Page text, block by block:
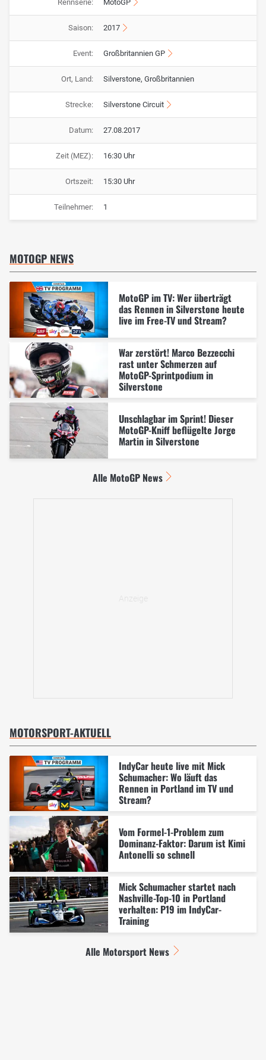
Rennserie: MotoGP
Saison: 2017
Event: Großbritannien GP
Ort, Land: Silverstone, Großbritannien
Strecke: Silverstone Circuit
Datum: 27.08.2017
Zeit (MEZ): 16:30 Uhr
Ortszeit: 15:30 Uhr
Teilnehmer: 1
MOTOGP NEWS
MotoGP im TV: Wer überträgt
das Rennen in Silverstone heute
live im Free-TV und Stream?
War zerstört! Marco Bezzecchi
rast unter Schmerzen auf
MotoGP-Sprintpodium in
Silverstone
Unschlagbar im Sprint! Dieser
MotoGP-Kniff beflügelte Jorge
Martin in Silverstone
Alle MotoGP News
MOTORSPORT-AKTUELL
IndyCar heute live mit Mick
Schumacher: Wo läuft das
Rennen in Portland im TV und
Stream?
Vom Formel-1-Problem zum
Dominanz-Faktor: Darum ist Kimi
Antonelli so schnell
Mick Schumacher startet nach
Nashville-Top-10 in Portland
verhalten: P19 im IndyCar-
Training
Alle Motorsport News